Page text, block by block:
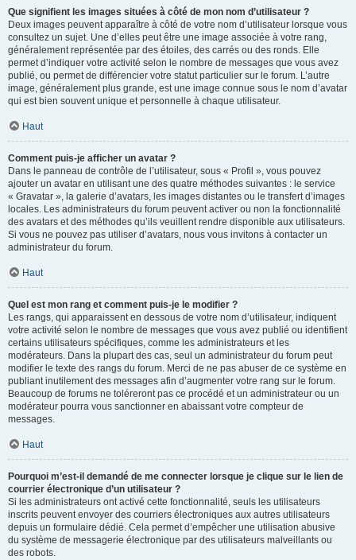
Que signifient les images situées à côté de mon nom d’utilisateur ?
Deux images peuvent apparaître à côté de votre nom d’utilisateur lorsque vous
consultez un sujet. Une d’elles peut être une image associée à votre rang,
généralement représentée par des étoiles, des carrés ou des ronds. Elle
permet d’indiquer votre activité selon le nombre de messages que vous avez
publié, ou permet de différencier votre statut particulier sur le forum. L’autre
image, généralement plus grande, est une image connue sous le nom d’avatar
qui est bien souvent unique et personnelle à chaque utilisateur.
Haut
Comment puis-je afficher un avatar ?
Dans le panneau de contrôle de l’utilisateur, sous « Profil », vous pouvez
ajouter un avatar en utilisant une des quatre méthodes suivantes : le service
« Gravatar », la galerie d’avatars, les images distantes ou le transfert d’images
locales. Les administrateurs du forum peuvent activer ou non la fonctionnalité
des avatars et des méthodes qu’ils veuillent rendre disponible aux utilisateurs.
Si vous ne pouvez pas utiliser d’avatars, nous vous invitons à contacter un
administrateur du forum.
Haut
Quel est mon rang et comment puis-je le modifier ?
Les rangs, qui apparaissent en dessous de votre nom d’utilisateur, indiquent
votre activité selon le nombre de messages que vous avez publié ou identifient
certains utilisateurs spécifiques, comme les administrateurs et les
modérateurs. Dans la plupart des cas, seul un administrateur du forum peut
modifier le texte des rangs du forum. Merci de ne pas abuser de ce système en
publiant inutilement des messages afin d’augmenter votre rang sur le forum.
Beaucoup de forums ne toléreront pas ce procédé et un administrateur ou un
modérateur pourra vous sanctionner en abaissant votre compteur de
messages.
Haut
Pourquoi m’est-il demandé de me connecter lorsque je clique sur le lien de
courrier électronique d’un utilisateur ?
Si les administrateurs ont activé cette fonctionnalité, seuls les utilisateurs
inscrits peuvent envoyer des courriers électroniques aux autres utilisateurs
depuis un formulaire dédié. Cela permet d’empêcher une utilisation abusive
du système de messagerie électronique par des utilisateurs malveillants ou
des robots.